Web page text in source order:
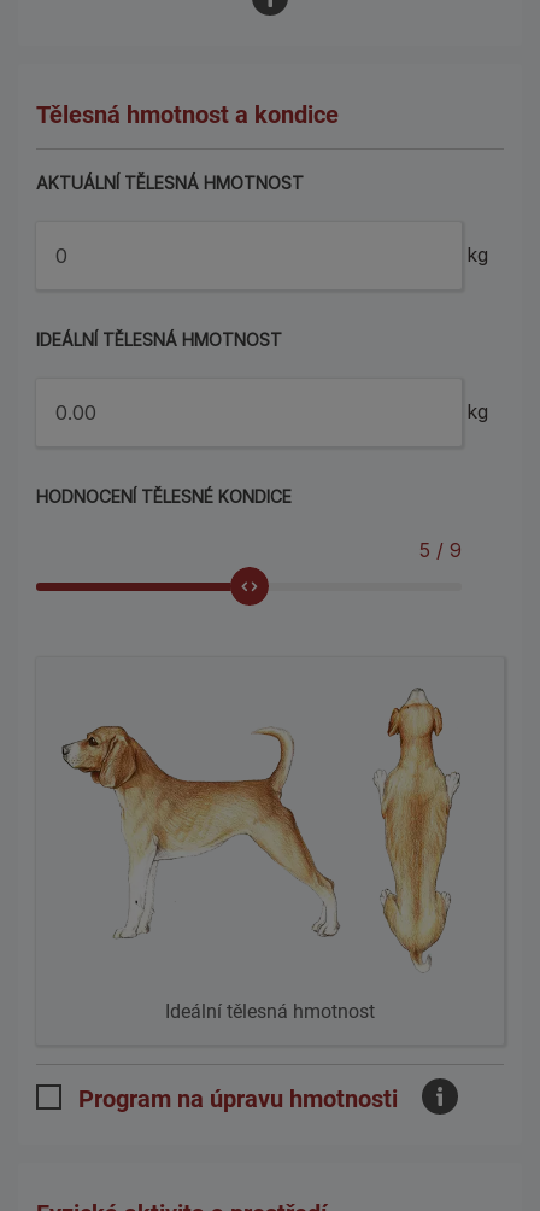
Tělesná hmotnost a kondice
AKTUÁLNÍ TĚLESNÁ HMOTNOST
kg
IDEÁLNÍ TĚLESNÁ HMOTNOST
kg
HODNOCENÍ TĚLESNÉ KONDICE
5 / 9
Ideální tělesná hmotnost
Program na úpravu hmotnosti